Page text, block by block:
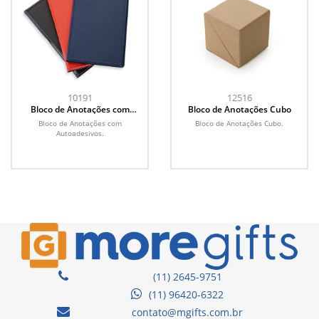
10191
Bloco de Anotações com
Autoadesivos
Bloco de Anotações com
Autoadesivos.
12516
Bloco de Anotações Cubo
Bloco de Anotações Cubo.
(11) 2645-9751
(11) 96420-6322
contato@mgifts.com.br